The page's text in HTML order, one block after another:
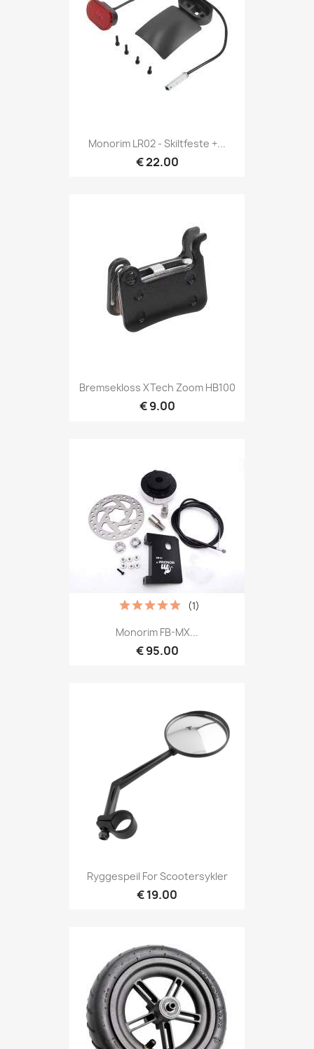
Monorim LR02 - Skiltfeste +...
€ 22.00
Bremsekloss XTech Zoom HB100
€ 9.00
Monorim FB-MX...
€ 95.00
(1)
Ryggespeil For Scootersykler
€ 19.00